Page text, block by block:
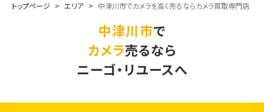
トップページ エリア 中津川市でカメラを高く売るならカメラ買取専門店
中津川市で
カメラ売るなら
ニーゴ・リユースへ